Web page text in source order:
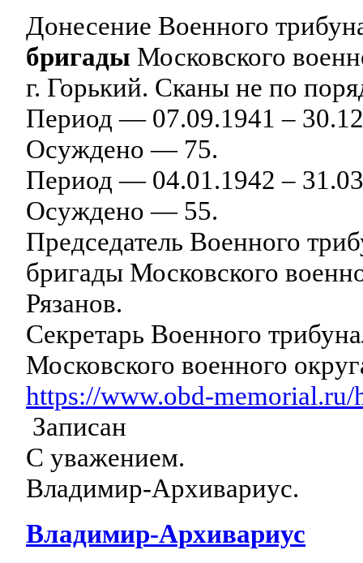
Донесение Военного
бригады Московского
г. Горький. Сканы не по
Период — 07.09.1941 –
Осуждено — 75.
Период — 04.01.1942 –
Осуждено — 55.
Председатель Военного
бригады Московского
Рязанов.
Секретарь Военного
Московского военного
https://www.obd-
Записан
С уважением.
Владимир-Архивариус.
Владимир-Архивариус